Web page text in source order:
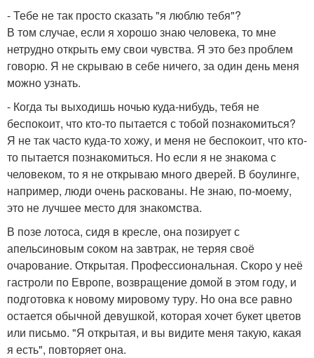
- Тебе не так просто сказать "я люблю тебя"?
В том случае, если я хорошо знаю человека, то мне
нетрудно открыть ему свои чувства. Я это без проблем
говорю. Я не скрываю в себе ничего, за один день меня
можно узнать.
- Когда ты выходишь ночью куда-нибудь, тебя не
беспокоит, что кто-то пытается с тобой познакомиться?
Я не так часто куда-то хожу, и меня не беспокоит, что кто-
то пытается познакомиться. Но если я не знакома с
человеком, то я не открываю много дверей. В боулинге,
например, люди очень раскованы. Не знаю, по-моему,
это не лучшее место для знакомства.
В позе лотоса, сидя в кресле, она позирует с
апельсиновым соком на завтрак, не теряя своё
очарование. Открытая. Профессиональная. Скоро у неё
гастроли по Европе, возвращение домой в этом году, и
подготовка к новому мировому туру. Но она все равно
остается обычной девушкой, которая хочет букет цветов
или письмо. "Я открытая, и вы видите меня такую, какая
я есть", повторяет она.